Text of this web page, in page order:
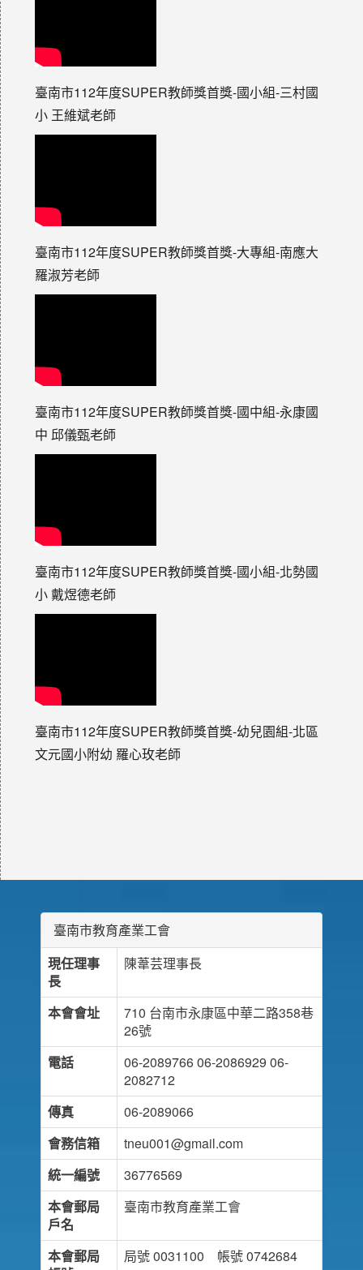
臺南市112年度SUPER教師獎首獎-國小組-三村國
小 王維斌老師
臺南市112年度SUPER教師獎首獎-大專組-南應大
羅淑芳老師
臺南市112年度SUPER教師獎首獎-國中組-永康國
中 邱儀甄老師
臺南市112年度SUPER教師獎首獎-國小組-北勢國
小 戴煜德老師
臺南市112年度SUPER教師獎首獎-幼兒園組-北區
文元國小附幼 羅心玫老師
臺南市教育產業工會
現任理事
長
陳葦芸理事長
本會會址
710 台南市永康區中華二路358巷
26號
電話
06-2089766 06-2086929 06-
2082712
傳真
06-2089066
會務信箱
tneu001@gmail.com
統一編號
36776569
本會郵局
戶名
臺南市教育產業工會
本會郵局
局號 0031100 帳號 0742684